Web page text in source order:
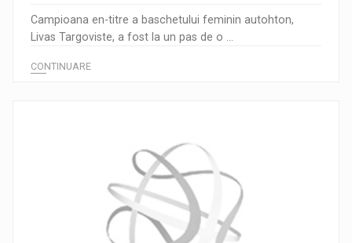
Campioana en-titre a baschetului feminin autohton,
Livas Targoviste, a fost la un pas de o ...
CONTINUARE